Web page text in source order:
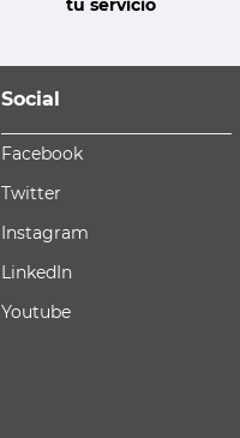
tu servicio
Social
Facebook
Twitter
Instagram
LinkedIn
Youtube